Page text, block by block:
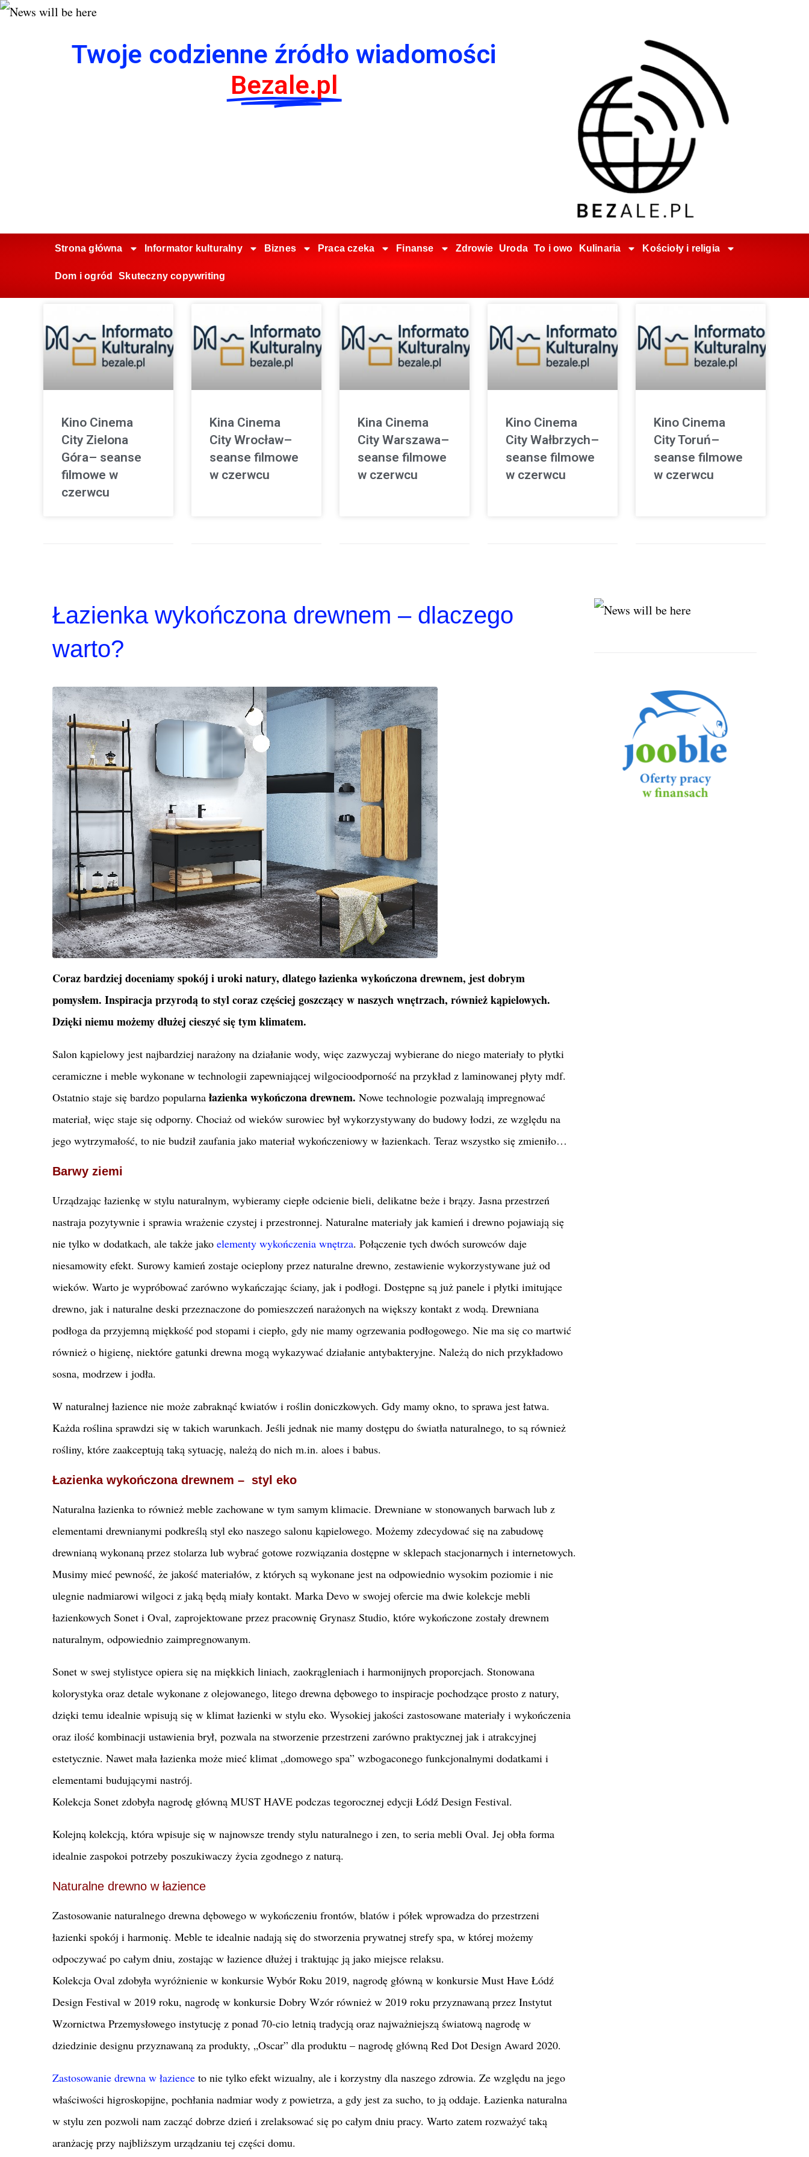
Twoje codzienne źródło wiadomości
Bezale.pl
Strona główna Informator kulturalny Biznes Praca czeka Finanse Zdrowie Uroda To i owo Kulinaria Kościoły i religia
Dom i ogród Skuteczny copywriting
Kino Cinema
City Zielona
Góra– seanse
filmowe w
czerwcu
Kina Cinema
City Wrocław–
seanse filmowe
w czerwcu
Kina Cinema
City Warszawa–
seanse filmowe
w czerwcu
Kino Cinema
City Wałbrzych–
seanse filmowe
w czerwcu
Kino Cinema
City Toruń–
seanse filmowe
w czerwcu
Łazienka wykończona drewnem – dlaczego
warto?
Coraz bardziej doceniamy spokój i uroki natury, dlatego łazienka wykończona drewnem, jest dobrym
pomysłem. Inspiracja przyrodą to styl coraz częściej goszczący w naszych wnętrzach, również kąpielowych.
Dzięki niemu możemy dłużej cieszyć się tym klimatem.
Salon kąpielowy jest najbardziej narażony na działanie wody, więc zazwyczaj wybierane do niego materiały to płytki
ceramiczne i meble wykonane w technologii zapewniającej wilgocioodporność na przykład z laminowanej płyty mdf.
Ostatnio staje się bardzo popularna łazienka wykończona drewnem. Nowe technologie pozwalają impregnować
materiał, więc staje się odporny. Chociaż od wieków surowiec był wykorzystywany do budowy łodzi, ze względu na
jego wytrzymałość, to nie budził zaufania jako materiał wykończeniowy w łazienkach. Teraz wszystko się zmieniło…
Barwy ziemi
Urządzając łazienkę w stylu naturalnym, wybieramy ciepłe odcienie bieli, delikatne beże i brązy. Jasna przestrzeń
nastraja pozytywnie i sprawia wrażenie czystej i przestronnej. Naturalne materiały jak kamień i drewno pojawiają się
nie tylko w dodatkach, ale także jako elementy wykończenia wnętrza. Połączenie tych dwóch surowców daje
niesamowity efekt. Surowy kamień zostaje ocieplony przez naturalne drewno, zestawienie wykorzystywane już od
wieków. Warto je wypróbować zarówno wykańczając ściany, jak i podłogi. Dostępne są już panele i płytki imitujące
drewno, jak i naturalne deski przeznaczone do pomieszczeń narażonych na większy kontakt z wodą. Drewniana
podłoga da przyjemną miękkość pod stopami i ciepło, gdy nie mamy ogrzewania podłogowego. Nie ma się co martwić
również o higienę, niektóre gatunki drewna mogą wykazywać działanie antybakteryjne. Należą do nich przykładowo
sosna, modrzew i jodła.
W naturalnej łazience nie może zabraknąć kwiatów i roślin doniczkowych. Gdy mamy okno, to sprawa jest łatwa.
Każda roślina sprawdzi się w takich warunkach. Jeśli jednak nie mamy dostępu do światła naturalnego, to są również
rośliny, które zaakceptują taką sytuację, należą do nich m.in. aloes i babus.
Łazienka wykończona drewnem – styl eko
Naturalna łazienka to również meble zachowane w tym samym klimacie. Drewniane w stonowanych barwach lub z
elementami drewnianymi podkreślą styl eko naszego salonu kąpielowego. Możemy zdecydować się na zabudowę
drewnianą wykonaną przez stolarza lub wybrać gotowe rozwiązania dostępne w sklepach stacjonarnych i internetowych.
Musimy mieć pewność, że jakość materiałów, z których są wykonane jest na odpowiednio wysokim poziomie i nie
ulegnie nadmiarowi wilgoci z jaką będą miały kontakt. Marka Devo w swojej ofercie ma dwie kolekcje mebli
łazienkowych Sonet i Oval, zaprojektowane przez pracownię Grynasz Studio, które wykończone zostały drewnem
naturalnym, odpowiednio zaimpregnowanym.
Sonet w swej stylistyce opiera się na miękkich liniach, zaokrągleniach i harmonijnych proporcjach. Stonowana
kolorystyka oraz detale wykonane z olejowanego, litego drewna dębowego to inspiracje pochodzące prosto z natury,
dzięki temu idealnie wpisują się w klimat łazienki w stylu eko. Wysokiej jakości zastosowane materiały i wykończenia
oraz ilość kombinacji ustawienia brył, pozwala na stworzenie przestrzeni zarówno praktycznej jak i atrakcyjnej
estetycznie. Nawet mała łazienka może mieć klimat „domowego spa” wzbogaconego funkcjonalnymi dodatkami i
elementami budującymi nastrój.
Kolekcja Sonet zdobyła nagrodę główną MUST HAVE podczas tegorocznej edycji Łódź Design Festival.
Kolejną kolekcją, która wpisuje się w najnowsze trendy stylu naturalnego i zen, to seria mebli Oval. Jej obła forma
idealnie zaspokoi potrzeby poszukiwaczy życia zgodnego z naturą.
Naturalne drewno w łazience
Zastosowanie naturalnego drewna dębowego w wykończeniu frontów, blatów i półek wprowadza do przestrzeni
łazienki spokój i harmonię. Meble te idealnie nadają się do stworzenia prywatnej strefy spa, w której możemy
odpoczywać po całym dniu, zostając w łazience dłużej i traktując ją jako miejsce relaksu.
Kolekcja Oval zdobyła wyróżnienie w konkursie Wybór Roku 2019, nagrodę główną w konkursie Must Have Łódź
Design Festival w 2019 roku, nagrodę w konkursie Dobry Wzór również w 2019 roku przyznawaną przez Instytut
Wzornictwa Przemysłowego instytucję z ponad 70-cio letnią tradycją oraz najważniejszą światową nagrodę w
dziedzinie designu przyznawaną za produkty, „Oscar” dla produktu – nagrodę główną Red Dot Design Award 2020.
Zastosowanie drewna w łazience to nie tylko efekt wizualny, ale i korzystny dla naszego zdrowia. Ze względu na jego
właściwości higroskopijne, pochłania nadmiar wody z powietrza, a gdy jest za sucho, to ją oddaje. Łazienka naturalna
w stylu zen pozwoli nam zacząć dobrze dzień i zrelaksować się po całym dniu pracy. Warto zatem rozważyć taką
aranżację przy najbliższym urządzaniu tej części domu.